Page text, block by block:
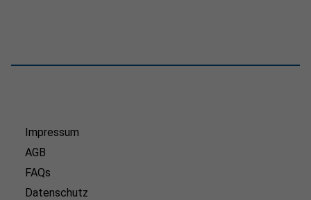
Impressum
AGB
FAQs
Datenschutz